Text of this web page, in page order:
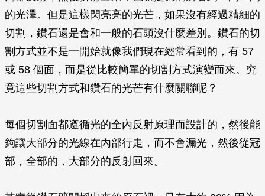
的光澤。但是這樣閃亮亮的光芒，如果沒有經過精細的
切割，鑽石還是會和一般的石頭沒什麼差別。鑽石的切
割方式並不是一開始就像我們現在經常看到的，有 57
或 58 個面，而是從比較簡單的切割方式演變而來。究
竟這些切割方式和鑽石的光芒有什麼關聯呢？
每個切割面都遵循光的全內反射原理而設計的，然後能
夠讓大部分的光線在內部行走，而不會漏光，然後從冠
部，全部的，大部分的反射回來。